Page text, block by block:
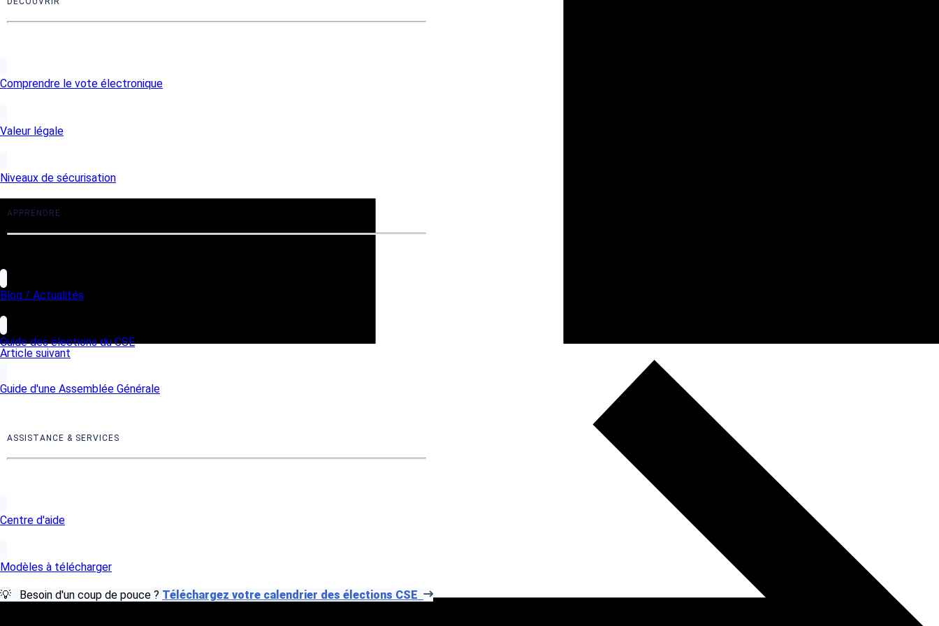
Comprendre le vote électronique
Valeur légale
Niveaux de sécurisation
APPRENDRE
Blog / Actualités
Guide des élections du CSE
Guide d'une Assemblée Générale
ASSISTANCE & SERVICES
Centre d'aide
Modèles à télécharger
💡 Besoin d'un coup de pouce ? Téléchargez votre calendrier des élections CSE
Article suivant